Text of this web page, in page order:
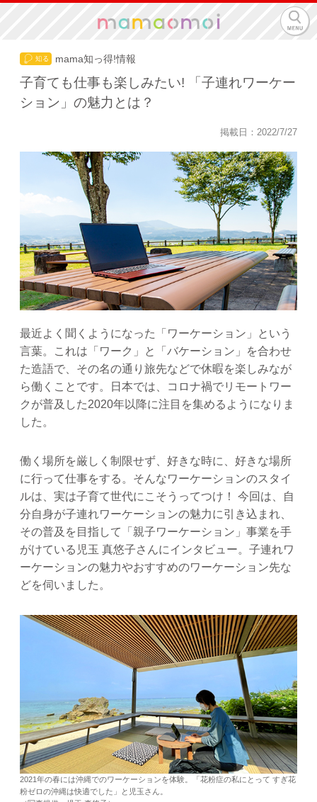
mama知っ得!情報
子育ても仕事も楽しみたい! 「子連れワーケー
ション」の魅力とは？
掲載日：2022/7/27
最近よく聞くようになった「ワーケーション」という
言葉。これは「ワーク」と「バケーション」を合わせ
た造語で、その名の通り旅先などで休暇を楽しみなが
ら働くことです。日本では、コロナ禍でリモートワー
クが普及した2020年以降に注目を集めるようになりま
した。
働く場所を厳しく制限せず、好きな時に、好きな場所
に行って仕事をする。そんなワーケーションのスタイ
ルは、実は子育て世代にこそうってつけ！ 今回は、自
分自身が子連れワーケーションの魅力に引き込まれ、
その普及を目指して「親子ワーケーション」事業を手
がけている児玉 真悠子さんにインタビュー。子連れワ
ーケーションの魅力やおすすめのワーケーション先な
どを伺いました。
2021年の春には沖縄でのワーケーションを体験。「花粉症の私にとって すぎ花
粉ゼロの沖縄は快適でした」と児玉さん。